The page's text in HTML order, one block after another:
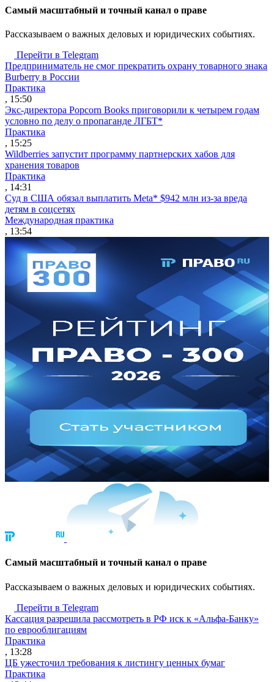
Cамый масштабный и точный канал о праве
Рассказываем о важных деловых и юридических событиях.
Перейти в Telegram
Предприниматель не смог прекратить охрану товарного знака
Burberry в России
Практика
, 15:50
Экс-директора Popcorn Books приговорили к четырем годам
условно по делу о пропаганде ЛГБТ*
Практика
, 15:25
Wildberries запустит программу партнерских хабов для
хранения товаров
Практика
, 14:31
Суд в США обязал выплатить Meta* $942 млн из-за вреда
детям в соцсетях
Международная практика
, 13:54
Cамый масштабный и точный канал о праве
Рассказываем о важных деловых и юридических событиях.
Перейти в Telegram
Кассация разрешила рассмотреть в РФ иск к «Альфа-Банку»
по еврооблигациям
Практика
, 13:28
ЦБ ужесточил требования к листингу ценных бумаг
Практика